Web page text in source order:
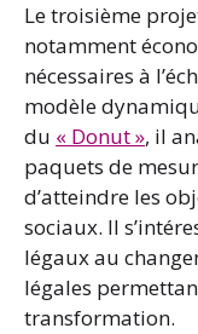
Le troisième
notamment
nécessaires à
modèle
du « Donut », il
paquets de
d’atteindre les
sociaux. Il
légaux au
légales
transformation.